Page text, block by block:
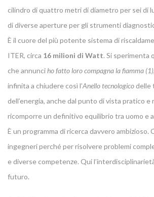
cilindro di quattro metri di diametro per sei di
di diverse aperture per gli strumenti
È il cuore del più potente sistema di
ITER, circa 16 milioni di Watt. Si sperimenta
che annunciho fatto loro compagna la fiamma (1)
infinita a chiudere così l’Anello tecnologico delle
dell’energia, anche dal punto di vista pratico
ricomporre un definitivo equilibrio tra uomo e
È un programma di ricerca davvero ambizioso.
ingegneri perché per risolvere problemi
e diverse competenze. Qui
futuro.